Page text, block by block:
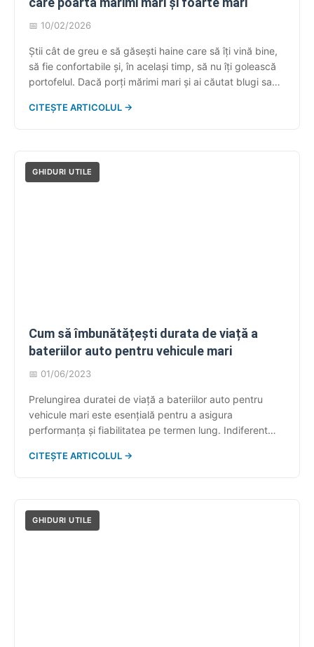
📅 10/02/2026
Știi cât de greu e să găsești haine care să îți vină bine,
să fie confortabile și, în același timp, să nu îți golească
portofelul. Dacă porți mărimi mari și ai căutat blugi sau
în magazinele Goliat Fashion găsești o gamă variată de
CITEȘTE ARTICOLUL →
GHIDURI UTILE
Cum să îmbunătățești durata de viață a
bateriilor auto pentru vehicule mari
📅 01/06/2023
Prelungirea duratei de viață a bateriilor auto pentru
vehicule mari este esențială pentru a asigura
performanța și fiabilitatea pe termen lung. Indiferent
vehicul de mare tonaj, înțelegerea modului în care poți
CITEȘTE ARTICOLUL →
GHIDURI UTILE